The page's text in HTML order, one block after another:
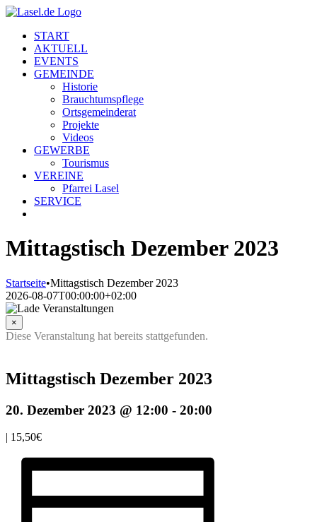
Zum
springenSTART
AKTUELL
EVENTS
GEMEINDE
Historie
Brauchtumspflege
Ortsgemeinderat
Projekte
Videos
GEWERBE
Tourismus
VEREINE
Pfarrei Lasel
SERVICE
Mittagstisch Dezember 2023
Startseite•Mittagstisch Dezember 2023
2026-08-07T00:00:00+02:00
×
Diese Veranstaltung hat bereits stattgefunden.
Mittagstisch Dezember 2023
20. Dezember 2023 @ 12:00 - 20:00
| 15,50€